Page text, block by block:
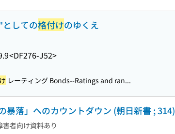
しての格付けのゆくえ
<DF276-J52>
レーティング Bonds--Ratings and ran...
暴落」へのカウントダウン (朝日新書 ; 314)
害者向け資料あり